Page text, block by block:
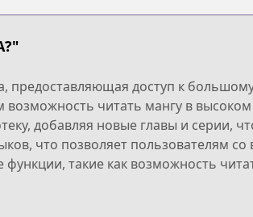
предоставляющая доступ к
читать мангу в
добавляя новые главы и серии,
что позволяет пользователям
функции, такие как возможность